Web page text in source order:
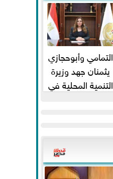
التمامي وأبوحجازي
يثمنان جهد وزيرة
التنمية المحلية في